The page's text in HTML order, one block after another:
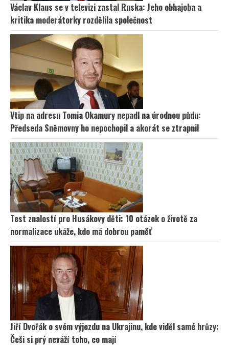
Václav Klaus se v televizi zastal Ruska: Jeho obhajoba a
kritika moderátorky rozdělila společnost
Vtip na adresu Tomia Okamury nepadl na úrodnou půdu:
Předseda Sněmovny ho nepochopil a akorát se ztrapnil
Test znalostí pro Husákovy děti: 10 otázek o životě za
normalizace ukáže, kdo má dobrou paměť
Jiří Dvořák o svém výjezdu na Ukrajinu, kde viděl samé hrůzy:
Češi si prý neváží toho, co mají